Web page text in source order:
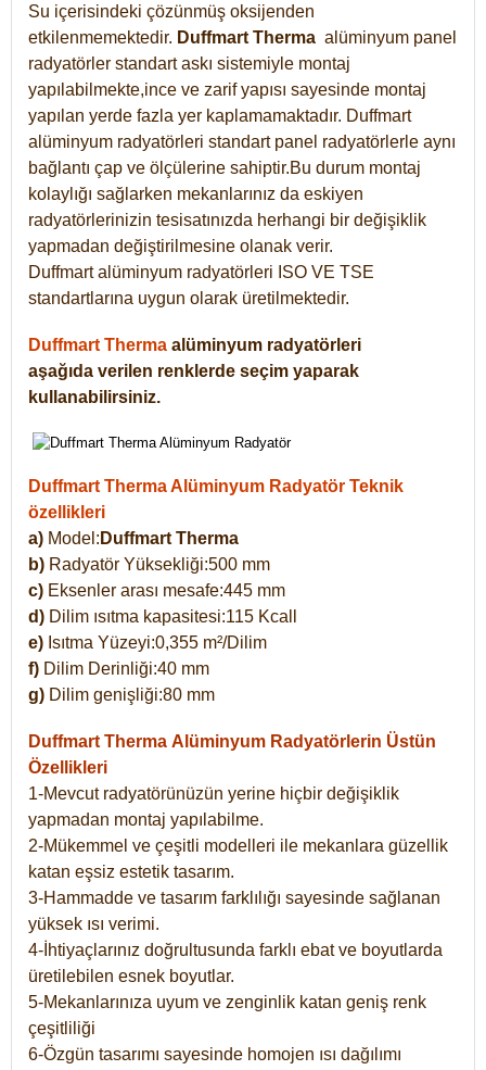
Su içerisindeki çözünmüş oksijenden
etkilenmemektedir. Duffmart Therma alüminyum panel
radyatörler standart askı sistemiyle montaj
yapılabilmekte,ince ve zarif yapısı sayesinde montaj
yapılan yerde fazla yer kaplamamaktadır. Duffmart
alüminyum radyatörleri standart panel radyatörlerle aynı
bağlantı çap ve ölçülerine sahiptir.Bu durum montaj
kolaylığı sağlarken mekanlarınız da eskiyen
radyatörlerinizin tesisatınızda herhangi bir değişiklik
yapmadan değiştirilmesine olanak verir.
Duffmart alüminyum radyatörleri ISO VE TSE
standartlarına uygun olarak üretilmektedir.
Duffmart Therma alüminyum radyatörleri
aşağıda verilen renklerde seçim yaparak
kullanabilirsiniz.
Duffmart Therma Alüminyum Radyatör Teknik
özellikleri
a) Model: Duffmart Therma
b) Radyatör Yüksekliği:500 mm
c) Eksenler arası mesafe:445 mm
d) Dilim ısıtma kapasitesi:115 Kcall
e) Isıtma Yüzeyi:0,355 m²/Dilim
f) Dilim Derinliği:40 mm
g) Dilim genişliği:80 mm
Duffmart Therma Alüminyum Radyatörlerin Üstün
Özellikleri
1-Mevcut radyatörünüzün yerine hiçbir değişiklik
yapmadan montaj yapılabilme.
2-Mükemmel ve çeşitli modelleri ile mekanlara güzellik
katan eşsiz estetik tasarım.
3-Hammadde ve tasarım farklılığı sayesinde sağlanan
yüksek ısı verimi.
4-İhtiyaçlarınız doğrultusunda farklı ebat ve boyutlarda
üretilebilen esnek boyutlar.
5-Mekanlarınıza uyum ve zenginlik katan geniş renk
çeşitliliği
6-Özgün tasarımı sayesinde homojen ısı dağılımı